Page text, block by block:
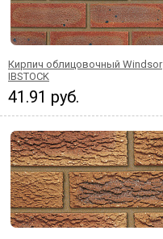
Кирпич облицовочный Windsor
IBSTOCK
41.91 руб.